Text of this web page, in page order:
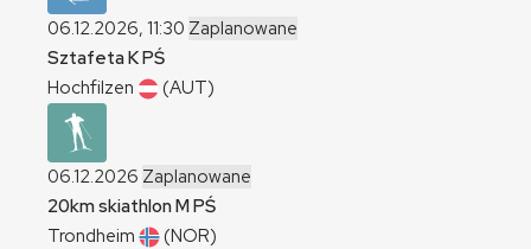
06.12.2026, 11:30 Zaplanowane
SztafetaKPŚ
Hochfilzen
(AUT)
06.12.2026 Zaplanowane
20km skiathlonMPŚ
Trondheim
(NOR)